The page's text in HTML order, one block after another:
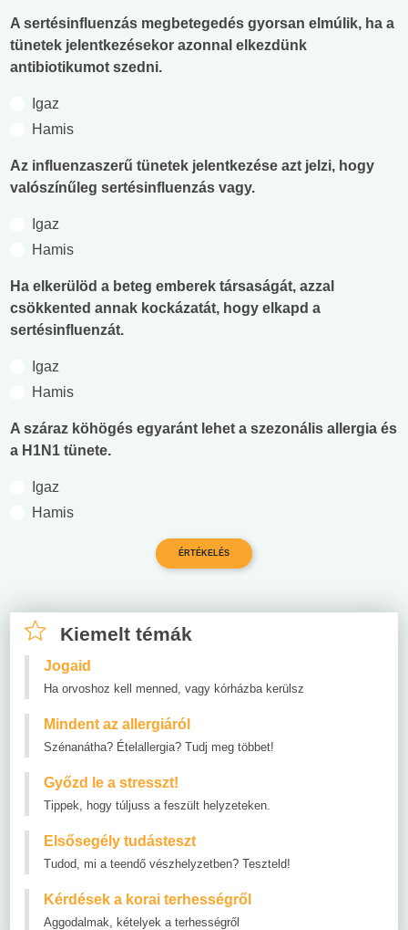
A sertésinfluenzás megbetegedés gyorsan elmúlik, ha a
tünetek jelentkezésekor azonnal elkezdünk
antibiotikumot szedni.
Igaz
Hamis
Az influenzaszerű tünetek jelentkezése azt jelzi, hogy
valószínűleg sertésinfluenzás vagy.
Igaz
Hamis
Ha elkerülöd a beteg emberek társaságát, azzal
csökkented annak kockázatát, hogy elkapd a
sertésinfluenzát.
Igaz
Hamis
A száraz köhögés egyaránt lehet a szezonális allergia és
a H1N1 tünete.
Igaz
Hamis
Kiemelt témák
Jogaid
Ha orvoshoz kell menned, vagy kórházba kerülsz
Mindent az allergiáról
Szénanátha? Ételallergia? Tudj meg többet!
Győzd le a stresszt!
Tippek, hogy túljuss a feszült helyzeteken.
Elsősegély tudásteszt
Tudod, mi a teendő vészhelyzetben? Teszteld!
Kérdések a korai terhességről
Aggodalmak, kételyek a terhességről